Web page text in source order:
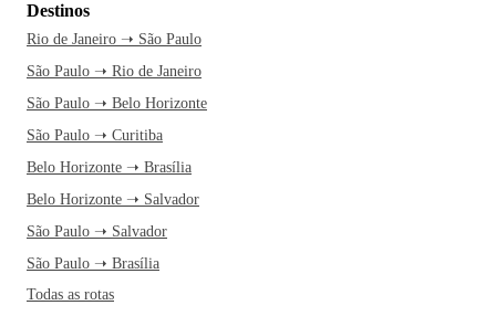
Destinos
Rio de Janeiro ➝ São Paulo
São Paulo ➝ Rio de Janeiro
São Paulo ➝ Belo Horizonte
São Paulo ➝ Curitiba
Belo Horizonte ➝ Brasília
Belo Horizonte ➝ Salvador
São Paulo ➝ Salvador
São Paulo ➝ Brasília
Todas as rotas